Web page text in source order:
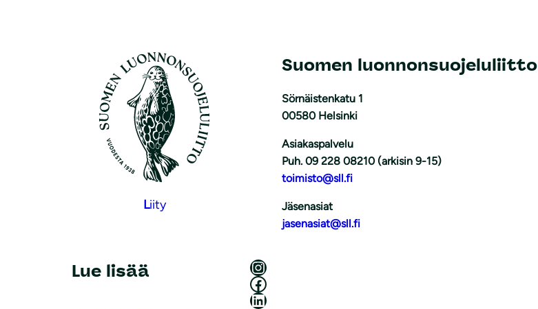
Liity
Suomen luonnonsuojeluliitto
Sörnäistenkatu 1
00580 Helsinki
Asiakaspalvelu
Puh. 09 228 08210 (arkisin 9-15)
toimisto@sll.fi
Jäsenasiat
jasenasiat@sll.fi
Lue lisää
Luonnonsuojeluliitto Instagramissa
Luonnonsuojeluliitto Facebookissa
Luonnonsuojeluliitto LinkedInissä